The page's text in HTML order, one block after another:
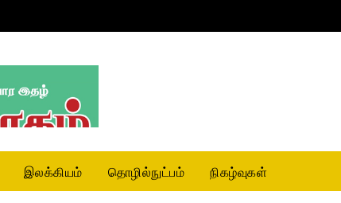
இலக்கியம் தொழில்நுட்பம் நிகழ்வுகள்